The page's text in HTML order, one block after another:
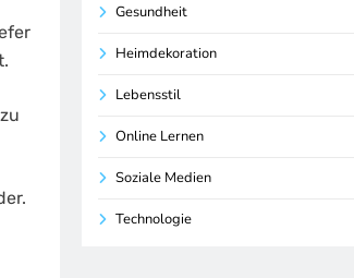
Gesundheit
Heimdekoration
Lebensstil
Online Lernen
Soziale Medien
Technologie